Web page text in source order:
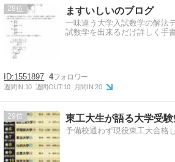
28 ますいしいのブログ
一味違う大学入試数学の解法
試数学を出来るだけ詳しく手
1551897 4
週間IN:10 週間OUT:10 月間IN:20
29 東工大生が語る大学受
予備校通わず現役東工大合格